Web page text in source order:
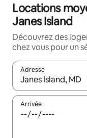
Locations
Janes Island
Découvrez des
chez vous pour un
Adresse
Lorsque les
Arrivée